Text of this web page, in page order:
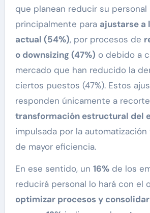
que planean reducir su personal
principalmente para ajustarse a
actual (54%), por procesos de
o downsizing (47%) o debido a
mercado que han reducido la
ciertos puestos (47%). Estos
responden únicamente a
transformación estructural del
impulsada por la
de mayor eficiencia.
En ese sentido, un 16%de los
reducirá personal lo hará con el
optimizar procesos y